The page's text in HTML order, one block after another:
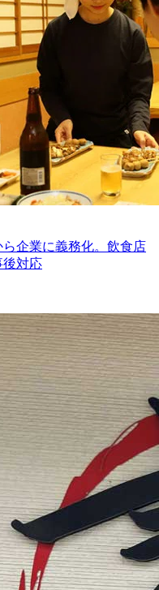
ら企業に義務化。飲食店
後対応